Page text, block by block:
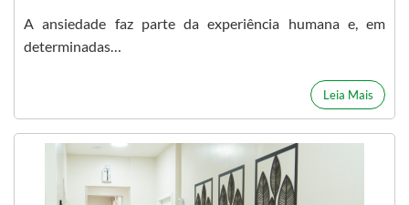
A ansiedade faz parte da experiência humana e, em
determinadas…
Leia Mais